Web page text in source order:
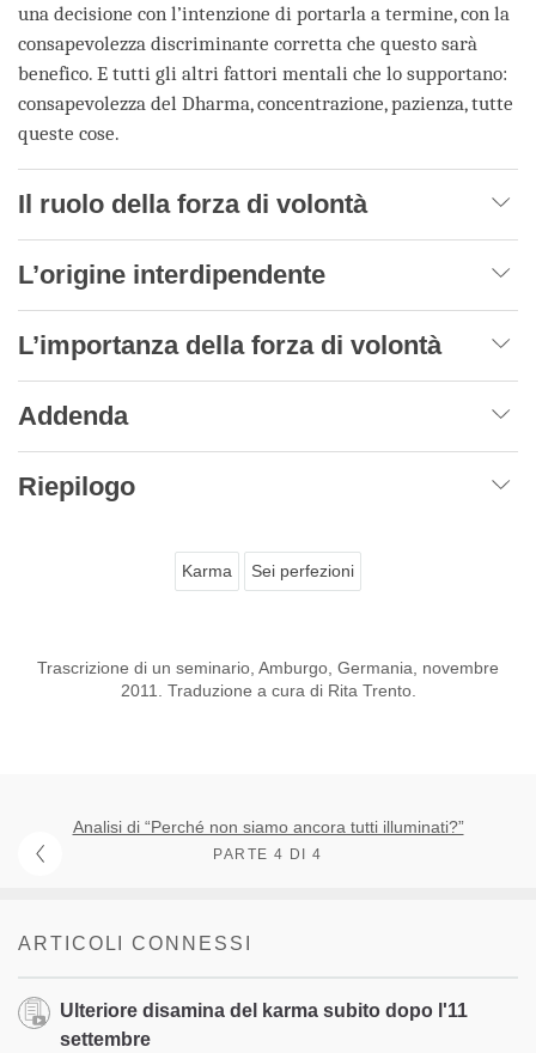
una decisione con l’intenzione di portarla a termine, con la
consapevolezza discriminante corretta che questo sarà
benefico. E tutti gli altri fattori mentali che lo supportano:
consapevolezza del Dharma, concentrazione, pazienza, tutte
queste cose.
Il ruolo della forza di volontà
L’origine interdipendente
L’importanza della forza di volontà
Addenda
Riepilogo
Karma Sei perfezioni
Trascrizione di un seminario, Amburgo, Germania, novembre
2011. Traduzione a cura di Rita Trento.
Analisi di “Perché non siamo ancora tutti illuminati?”
PARTE 4 DI 4
ARTICOLI CONNESSI
Ulteriore disamina del karma subito dopo l'11
settembre